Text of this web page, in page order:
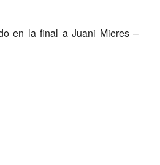
en la final aJuani Mieres –